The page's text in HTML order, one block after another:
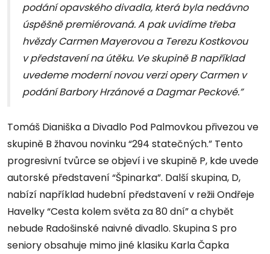
podání opavského divadla, která byla nedávno
úspěšně premiérovaná. A pak uvidíme třeba
hvězdy Carmen Mayerovou a Terezu Kostkovou
v představení na útěku. Ve skupině B například
uvedeme moderní novou verzi opery Carmen v
podání Barbory Hrzánové a Dagmar Peckové.”
Tomáš Dianiška a Divadlo Pod Palmovkou přivezou ve
skupině B žhavou novinku “294 statečných.” Tento
progresivní tvůrce se objeví i ve skupině P, kde uvede
autorské představení “Špinarka”. Další skupina, D,
nabízí například hudební představení v režii Ondřeje
Havelky “Cesta kolem světa za 80 dní” a chybět
nebude Radošinské naivné divadlo. Skupina S pro
seniory obsahuje mimo jiné klasiku Karla Čapka